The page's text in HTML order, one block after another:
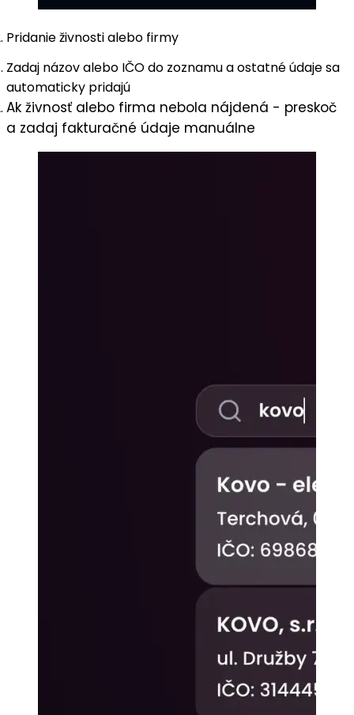
Pridanie živnosti alebo firmy
Zadaj názov alebo IČO do zoznamu a ostatné údaje sa
automaticky pridajú
Ak živnosť alebo firma nebola nájdená - preskoč
a zadaj fakturačné údaje manuálne